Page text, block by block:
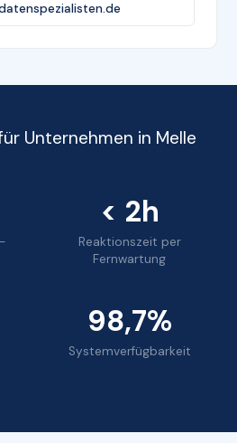
Unternehmen in Melle
< 2h
Reaktionszeit per
Fernwartung
98,7%
Systemverfügbarkeit